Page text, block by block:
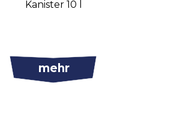
Kanister 10 l
mehr